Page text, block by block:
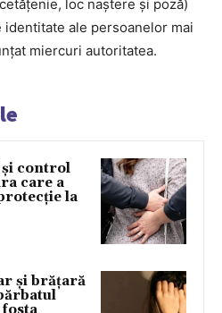
loc naștere și poză)
ale persoanelor mai
miercuri autoritatea.
control
care a
la
și brățară